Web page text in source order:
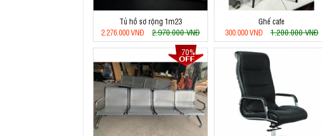
Tủ hồ sơ rộng 1m23
2.276.000 VNĐ
2.970.000 VNĐ
Ghế cafe
300.000 VNĐ
1.200.000 VNĐ
70%